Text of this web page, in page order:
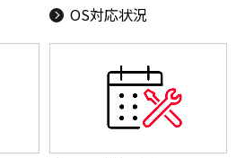
OS対応状況